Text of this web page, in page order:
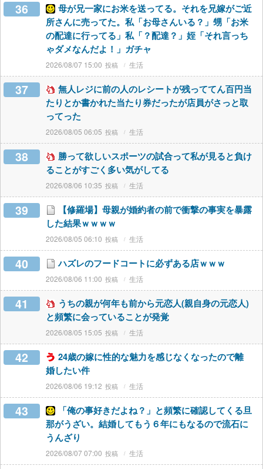
36
母が兄一家にお米を送ってる。それを兄嫁がご近
所さんに売ってた。私「お母さんいる？」甥「お米
の配達に行ってる」私「？配達？」姪「それ言っち
ゃダメなんだよ！」ガチャ
2026/08/07 15:00 生活
37
無人レジに前の人のレシートが残っててん百円当
たりとか書かれた当たり券だったが店員がさっと取
ってった
2026/08/05 06:05 生活
38
勝って欲しいスポーツの試合って私が見ると負け
ることがすごく多い気がしてる
2026/08/06 10:35 生活
39
【修羅場】母親が婚約者の前で衝撃の事実を暴露
した結果ｗｗｗｗ
2026/08/05 06:10 生活
40 ハズレのフードコートに必ずある店ｗｗｗ
2026/08/06 11:00 生活
41
うちの親が何年も前から元恋人(親自身の元恋人)
と頻繁に会っていることが発覚
2026/08/05 15:05 生活
42
24歳の嫁に性的な魅力を感じなくなったので離
婚したい件
2026/08/06 19:12 生活
43
「俺の事好きだよね？」と頻繁に確認してくる旦
那がうざい。結婚してもう６年にもなるので流石に
うんざり
2026/08/07 07:00 生活